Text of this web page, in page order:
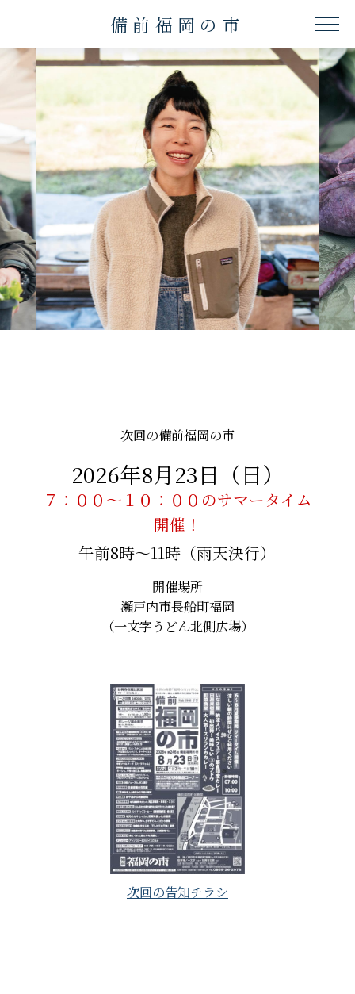
備前福岡の市
次回の備前福岡の市
2026年8月23日（日）
７：００～１０：００のサマータイム
開催！
午前8時〜11時（雨天決行）
開催場所
瀬戸内市長船町福岡
（一文字うどん北側広場）
次回の告知チラシ